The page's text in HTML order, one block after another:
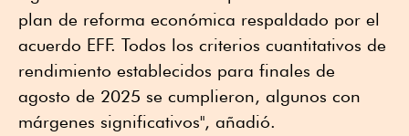
plan de reforma económica respaldado por el
acuerdo EFF. Todos los criterios cuantitativos de
rendimiento establecidos para finales de
agosto de 2025 se cumplieron, algunos con
márgenes significativos", añadió.